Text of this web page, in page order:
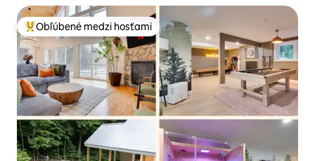
Najobľúbenejšie medzi hosťami
Obľúbené medzi hosťami